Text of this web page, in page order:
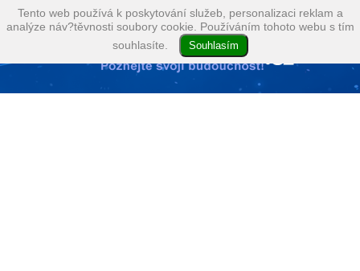
Tento web používá k poskytování služeb, personalizaci reklam a
analýze náv?těvnosti soubory cookie. Používáním tohoto webu s tím
souhlasíte.